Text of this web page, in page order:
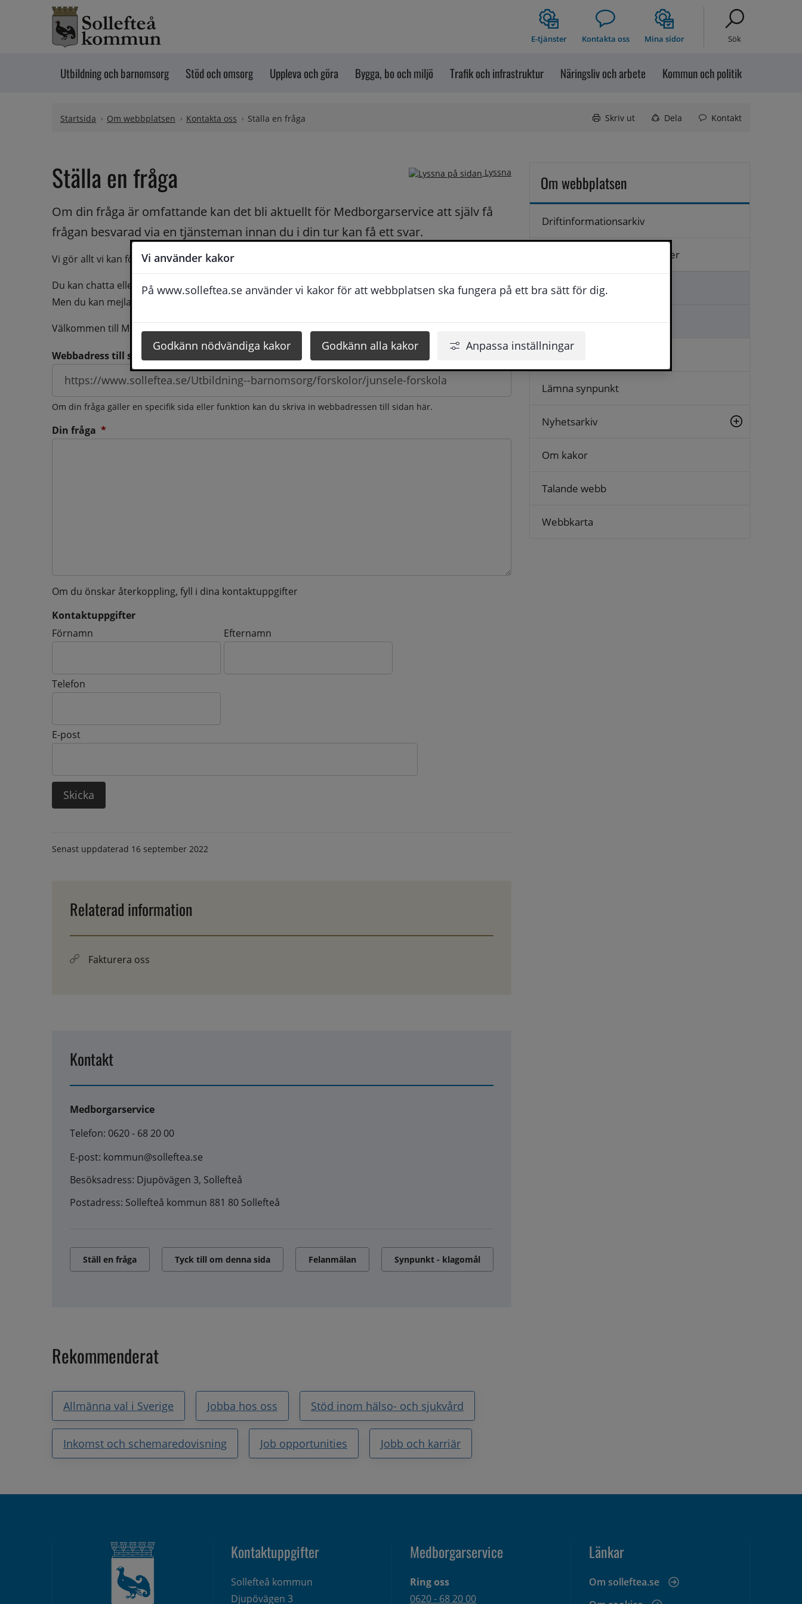
Vi använder kakor
På www.solleftea.se använder vi kakor för att webbplatsen ska fungera på ett bra sätt för dig.
Godkänn nödvändiga kakor Godkänn alla kakor Anpassa inställningar
Hoppa till innehåll
E-tjänster Kontakta oss Mina sidor Sök
Utbildning och barnomsorg Stöd och omsorg Uppleva och göra Bygga, bo och miljö Trafik och infrastruktur Näringsliv och arbete Kommun och politik
Startsida Om webbplatsen Kontakta oss Ställa en fråga Skriv ut Dela Kontakt
Lyssna
Ställa en fråga
Om din fråga är omfattande kan det bli aktuellt för Medborgarservice att själv få
frågan besvarad via en tjänsteman innan du i din tur kan få ett svar.
Vi gör allt vi kan för att du ska få hjälp och svar på dina frågor fortast möjligt.
Du kan chatta eller ringa oss med din fråga så besvarar vi dig så snabbt som möjligt under arbetstid.
Men du kan mejla oss din fråga dygnt runt och du få svaret inom 2 - 4 arbetsdagar.
Välkommen till Medborgarservice!
Webbadress till sidan som frågan berör
Om din fråga gäller en specifik sida eller funktion kan du skriva in webbadressen till sidan här.
Din fråga *
Om du önskar återkoppling, fyll i dina kontaktuppgifter
Kontaktuppgifter
Kontaktuppgifter
Förnamn Efternamn
Telefon
E-post
Senast uppdaterad 16 september 2022
Relaterad information
Fakturera oss
Kontakt
Medborgarservice
Telefon: 0620 - 68 20 00
E-post: kommun@solleftea.se
Besöksadress: Djupövägen 3, Sollefteå
Postadress: Sollefteå kommun 881 80 Sollefteå
Ställ en fråga Tyck till om denna sida Felanmälan Synpunkt - klagomål
Rekommenderat
Allmänna val i Sverige Jobba hos oss Stöd inom hälso- och sjukvård
Inkomst och schemaredovisning Job opportunities Jobb och karriär
Om webbplatsen
Driftinformationsarkiv
Hantering av personuppgifter
Kontakta oss
Ställa en fråga
Logga in
Lämna synpunkt
Nyhetsarkiv
Om kakor
Talande webb
Webbkarta
Kontaktuppgifter
Sollefteå kommun
Djupövägen 3
Medborgarservice
Ring oss
0620 - 68 20 00
Länkar
Om solleftea.se